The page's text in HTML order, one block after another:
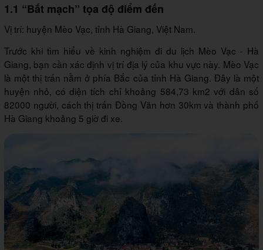
1.1 “Bắt mạch” tọa độ điểm đến
Vị trí: huyện Mèo Vạc, tỉnh Hà Giang, Việt Nam.
Trước khi tìm hiểu về kinh nghiệm đi du lịch Mèo Vạc - Hà
Giang, bạn cần xác định vị trí địa lý của khu vực này. Mèo Vạc
là một thị trấn nằm ở phía Bắc của tỉnh Hà Giang. Đây là một
huyện nhỏ, có diện tích chỉ khoảng 584,73 km2 với dân số
82000 người, cách thị trấn Đồng Văn hơn 30km và thành phố
Hà Giang khoảng 5 giờ đi xe.